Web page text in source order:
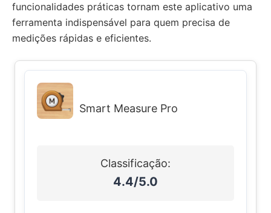
funcionalidades práticas tornam este aplicativo uma
ferramenta indispensável para quem precisa de
medições rápidas e eficientes.
Smart Measure Pro
Classificação:
4.4/5.0